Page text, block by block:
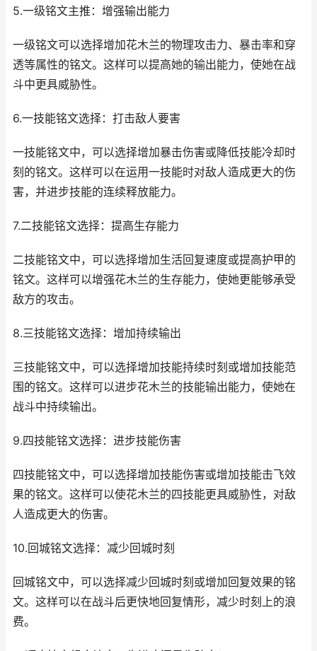
5.一级铭文主推：增强输出能力
一级铭文可以选择增加花木兰的物理攻击力、暴击率和穿
透等属性的铭文。这样可以提高她的输出能力，使她在战
斗中更具威胁性。
6.一技能铭文选择：打击敌人要害
一技能铭文中，可以选择增加暴击伤害或降低技能冷却时
刻的铭文。这样可以在运用一技能时对敌人造成更大的伤
害，并进步技能的连续释放能力。
7.二技能铭文选择：提高生存能力
二技能铭文中，可以选择增加生活回复速度或提高护甲的
铭文。这样可以增强花木兰的生存能力，使她更能够承受
敌方的攻击。
8.三技能铭文选择：增加持续输出
三技能铭文中，可以选择增加技能持续时刻或增加技能范
围的铭文。这样可以进步花木兰的技能输出能力，使她在
战斗中持续输出。
9.四技能铭文选择：进步技能伤害
四技能铭文中，可以选择增加技能伤害或增加技能击飞效
果的铭文。这样可以使花木兰的四技能更具威胁性，对敌
人造成更大的伤害。
10.回城铭文选择：减少回城时刻
回城铭文中，可以选择减少回城时刻或增加回复效果的铭
文。这样可以在战斗后更快地回复情形，减少时刻上的浪
费。